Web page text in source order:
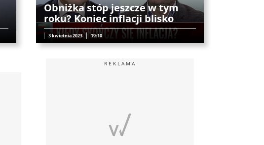
Obniżka stóp jeszcze w tym
roku? Koniec inflacji blisko
3 kwietnia 2023 19:10
REKLAMA